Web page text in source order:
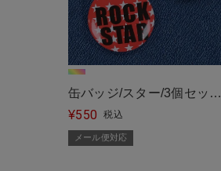
缶バッジ/スター/3個セット
＜メール便対応＞
¥550 税込
メール便対応